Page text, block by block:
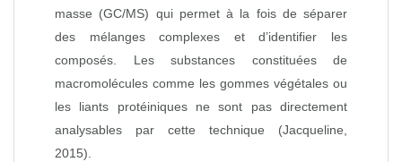
masse (GC/MS) qui permet à la fois de séparer
des mélanges complexes et d’identifier les
composés. Les substances constituées de
macromolécules comme les gommes végétales ou
les liants protéiniques ne sont pas directement
analysables par cette technique (Jacqueline,
2015).